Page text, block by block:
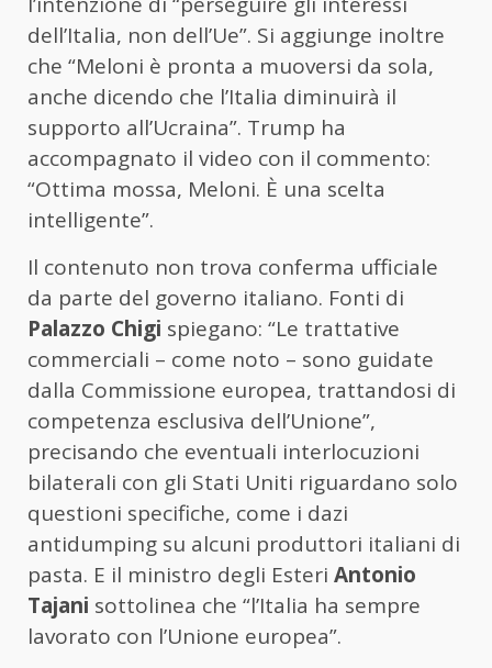
dell’Italia, non dell’Ue”. Si aggiunge inoltre
che “Meloni è pronta a muoversi da sola,
anche dicendo che l’Italia diminuirà il
supporto all’Ucraina”. Trump ha
accompagnato il video con il commento:
“Ottima mossa, Meloni. È una scelta
intelligente”.
Il contenuto non trova conferma ufficiale
da parte del governo italiano. Fonti di
Palazzo Chigi spiegano: “Le trattative
commerciali – come noto – sono guidate
dalla Commissione europea, trattandosi di
competenza esclusiva dell’Unione”,
precisando che eventuali interlocuzioni
bilaterali con gli Stati Uniti riguardano solo
questioni specifiche, come i dazi
antidumping su alcuni produttori italiani di
pasta. E il ministro degli Esteri Antonio
Tajani sottolinea che “l’Italia ha sempre
lavorato con l’Unione europea”.